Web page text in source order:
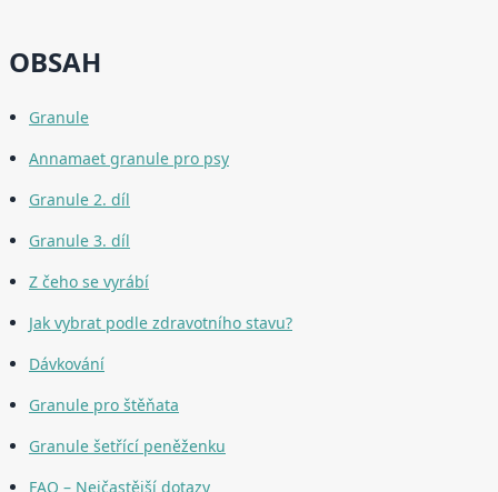
OBSAH
Granule
Annamaet granule pro psy
Granule 2. díl
Granule 3. díl
Z čeho se vyrábí
Jak vybrat podle zdravotního stavu?
Dávkování
Granule pro štěňata
Granule šetřící peněženku
FAQ – Nejčastější dotazy